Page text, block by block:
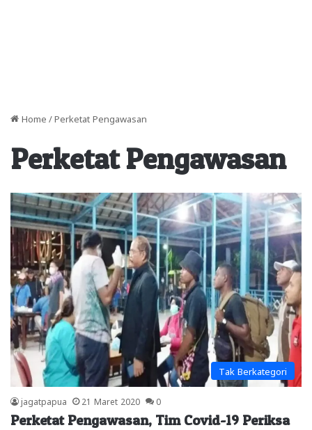
Home / Perketat Pengawasan
Perketat Pengawasan
Tak Berkategori
jagatpapua 21 Maret 2020 0
Perketat Pengawasan, Tim Covid-19 Periksa